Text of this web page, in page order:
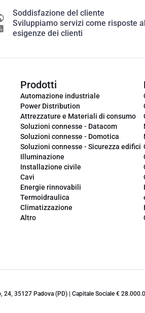
Soddisfazione del cliente
Sviluppiamo servizi come risposte
esigenze dei clienti
Prodotti
Automazione industriale
Power Distribution
Attrezzature e Materiali di consumo
Soluzioni connesse - Datacom
Soluzioni connesse - Domotica
Soluzioni connesse - Sicurezza edifici
Illuminazione
Installazione civile
Cavi
Energie rinnovabili
Termoidraulica
Climatizzazione
Altro
35127 Padova (PD) | Capitale Sociale €